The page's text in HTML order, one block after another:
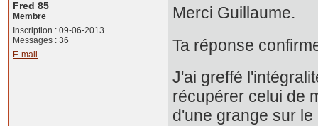
Fred 85
Membre
Inscription : 09-06-2013
Messages : 36
E-mail
Merci Guillaume.
Ta réponse
J'ai greffé
récupérer celui de
d'une grange sur le